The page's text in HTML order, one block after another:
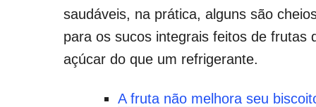
saudáveis, na prática, alguns são
para os sucos integrais feitos de frutas
açúcar do que um refrigerante.
A fruta não melhora seu